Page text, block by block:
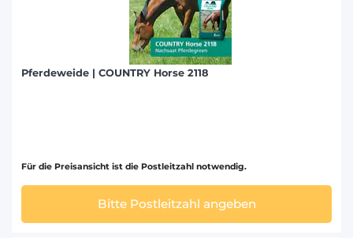
Pferdeweide | COUNTRY Horse 2118
Für die Preisansicht ist die Postleitzahl notwendig.
Bitte Postleitzahl angeben